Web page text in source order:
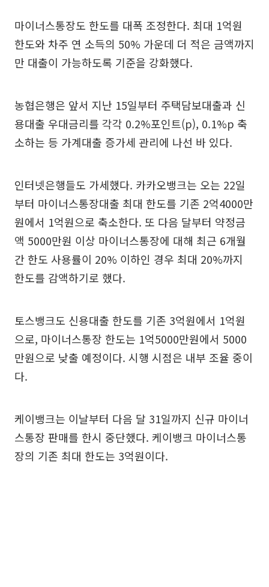
마이너스통장도 한도를 대폭 조정한다. 최대 1억원
한도와 차주 연 소득의 50% 가운데 더 적은 금액까지
만 대출이 가능하도록 기준을 강화했다.
농협은행은 앞서 지난 15일부터 주택담보대출과 신
용대출 우대금리를 각각 0.2%포인트(p), 0.1%p 축
소하는 등 가계대출 증가세 관리에 나선 바 있다.
인터넷은행들도 가세했다. 카카오뱅크는 오는 22일
부터 마이너스통장대출 최대 한도를 기존 2억4000만
원에서 1억원으로 축소한다. 또 다음 달부터 약정금
액 5000만원 이상 마이너스통장에 대해 최근 6개월
간 한도 사용률이 20% 이하인 경우 최대 20%까지
한도를 감액하기로 했다.
토스뱅크도 신용대출 한도를 기존 3억원에서 1억원
으로, 마이너스통장 한도는 1억5000만원에서 5000
만원으로 낮출 예정이다. 시행 시점은 내부 조율 중이
다.
케이뱅크는 이날부터 다음 달 31일까지 신규 마이너
스통장 판매를 한시 중단했다. 케이뱅크 마이너스통
장의 기존 최대 한도는 3억원이다.